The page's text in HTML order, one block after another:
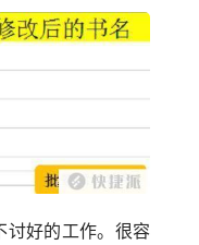
讨好的工作。很容